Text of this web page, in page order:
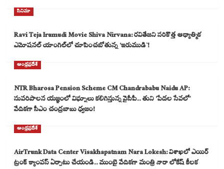
సినిమా
Ravi Teja Irumudi Movie Shiva Nirvana: రవితేజని సరికొత్త ఆధ్యాత్మిక
ఎమోషనల్ యాంగిల్‌లో చూపించబోతున్న ‘ఇరుముడి`!
ఆంధ్రప్రదేశ్
NTR Bharosa Pension Scheme CM Chandrababu Naidu AP:
సుపరిపాలన యజ్ఞంలో విఘ్నాలు కలిగిస్తున్న వైసీపీ.. తుని ‘పేదల సేవలో’
వేదికగా సీఎం చంద్రబాబు ధ్వజం!
ఆంధ్రప్రదేశ్
AirTrunk Data Center Visakhapatnam Nara Lokesh: విశాఖలో ఎయిర్
ట్రంక్ క్యాంపస్ ఏర్పాటు చేయండి.. ముంబై వేదికగా మంత్రి నారా లోకేష్ కీలక